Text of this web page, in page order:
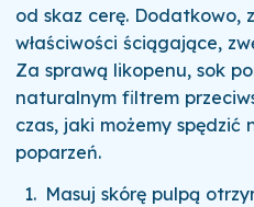
od skaz cerę. Dodatkowo,
właściwości ściągające,
Za sprawą likopenu, sok
naturalnym filtrem
czas, jaki możemy spędzić
poparzeń.
Masuj skórę pulpą